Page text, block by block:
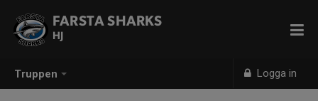
Truppen Logga in
FARSTA SHARKS
HJ